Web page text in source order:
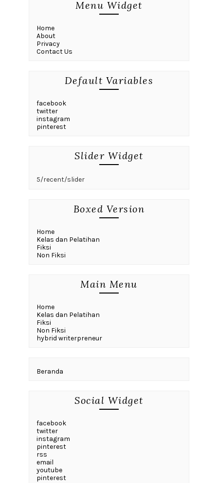
Menu Widget
Home
About
Privacy
Contact Us
Default Variables
facebook
twitter
instagram
pinterest
Slider Widget
5/recent/slider
Boxed Version
Home
Kelas dan Pelatihan
Fiksi
Non Fiksi
Main Menu
Home
Kelas dan Pelatihan
Fiksi
Non Fiksi
hybrid writerpreneur
Beranda
Social Widget
facebook
twitter
instagram
pinterest
rss
email
youtube
pinterest